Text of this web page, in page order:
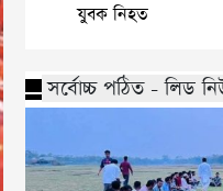
যুবক নিহত
সর্বোচ্চ পঠিত - লিড